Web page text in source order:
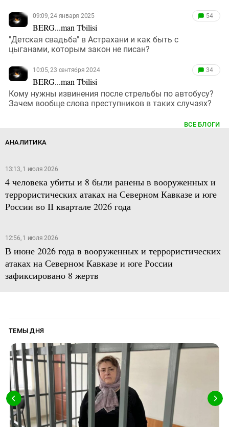
09:09, 24 января 2025
BERG...man Tbilisi
54
"Детская свадьба" в Астрахани и как быть с
цыганами, которым закон не писан?
10:05, 23 сентября 2024
BERG...man Tbilisi
34
Кому нужны извинения после стрельбы по автобусу?
Зачем вообще слова преступников в таких случаях?
ВСЕ БЛОГИ
АНАЛИТИКА
13:13, 1 июля 2026
4 человека убиты и 8 были ранены в вооруженных и
террористических атаках на Северном Кавказе и юге
России во II квартале 2026 года
12:56, 1 июля 2026
В июне 2026 года в вооруженных и террористических
атаках на Северном Кавказе и юге России
зафиксировано 8 жертв
ТЕМЫ ДНЯ